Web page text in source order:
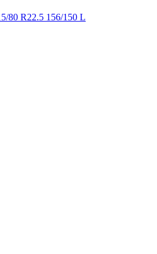
80 R22.5 156/150 L